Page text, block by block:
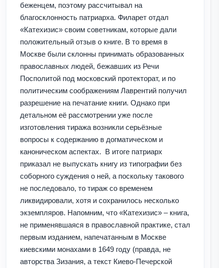
беженцем, поэтому рассчитывал на
благосклонность патриарха. Филарет отдал
«Катехизис» своим советникам, которые дали
положительный отзыв о книге. В то время в
Москве были склонны принимать образованных
православных людей, бежавших из Речи
Посполитой под московский протекторат, и по
политическим соображениям Лаврентий получил
разрешение на печатание книги. Однако при
детальном её рассмотрении уже после
изготовления тиража возникли серьёзные
вопросы к содержанию в догматическом и
каноническом аспектах. В итоге патриарх
приказал не выпускать книгу из типографии без
соборного суждения о ней, а поскольку такового
не последовало, то тираж со временем
ликвидировали, хотя и сохранилось несколько
экземпляров. Напомним, что «Катехизис» – книга,
не применявшаяся в православной практике, стал
первым изданием, напечатанным в Москве
киевскими монахами в 1649 году (правда, не
авторства Зизания, а текст Киево-Печерской